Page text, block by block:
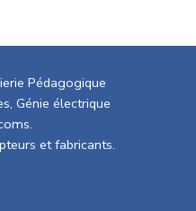
Pédagogique
Génie électrique
et fabricants.